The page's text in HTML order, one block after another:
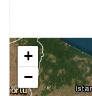
+
−